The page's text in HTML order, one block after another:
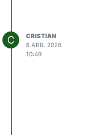
C
CRISTIAN
6 ABR. 2026
10:49